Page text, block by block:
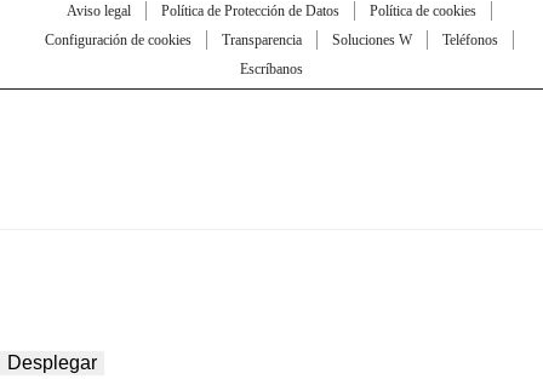
Aviso legal Política de Protección de Datos
Política de cookies
Configuración de cookies
Transparencia Soluciones W
Teléfonos
Escríbanos
Desplegar